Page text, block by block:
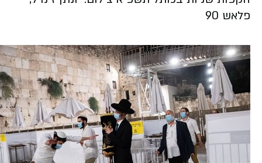
פלאש 90